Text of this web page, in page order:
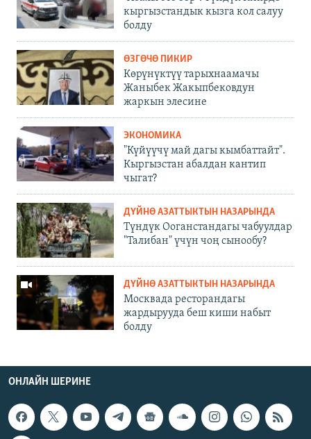
кыргызстандык кызга кол салуу
болду
ӨЗГӨЧӨ ПИКИР
Көрүнүктүү тарыхнаамачы
Жаныбек Жакыпбековдун
жаркын элесине
ЭКОНОМИКА
"Күйүүчү май дагы кымбаттайт".
Кыргызстан абалдан кантип
чыгат?
ДҮЙНӨ АЗАТТЫКТЫН НАЗАРЫНДА
Түндүк Ооганстандагы чабуулдар
"Талибан" үчүн чоң сынообу?
ДҮЙНӨ АЗАТТЫКТЫН НАЗАРЫНДА
Москвада ресторандагы
жардырууда беш киши набыт
болду
ОНЛАЙН ШЕРИНЕ